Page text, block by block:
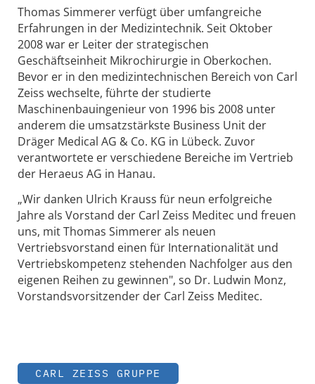
Thomas Simmerer verfügt über umfangreiche
Erfahrungen in der Medizintechnik. Seit Oktober
2008 war er Leiter der strategischen
Geschäftseinheit Mikrochirurgie in Oberkochen.
Bevor er in den medizintechnischen Bereich von Carl
Zeiss wechselte, führte der studierte
Maschinenbauingenieur von 1996 bis 2008 unter
anderem die umsatzstärkste Business Unit der
Dräger Medical AG & Co. KG in Lübeck. Zuvor
verantwortete er verschiedene Bereiche im Vertrieb
der Heraeus AG in Hanau.
„Wir danken Ulrich Krauss für neun erfolgreiche
Jahre als Vorstand der Carl Zeiss Meditec und freuen
uns, mit Thomas Simmerer als neuen
Vertriebsvorstand einen für Internationalität und
Vertriebskompetenz stehenden Nachfolger aus den
eigenen Reihen zu gewinnen", so Dr. Ludwin Monz,
Vorstandsvorsitzender der Carl Zeiss Meditec.
CARL ZEISS GRUPPE